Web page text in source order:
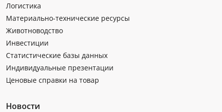
Логистика
Материально-технические ресурсы
Животноводство
Инвестиции
Статистические базы данных
Индивидуальные презентации
Ценовые справки на товар
Новости